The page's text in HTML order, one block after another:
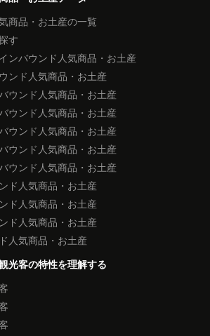
商品・お土産の一覧
す
ンバウンド人気商品・お土産
ンド人気商品・お土産
ウンド人気商品・お土産
ウンド人気商品・お土産
ウンド人気商品・お土産
ウンド人気商品・お土産
ウンド人気商品・お土産
ド人気商品・お土産
ド人気商品・お土産
ド人気商品・お土産
人気商品・お土産
光客の特性を理解する